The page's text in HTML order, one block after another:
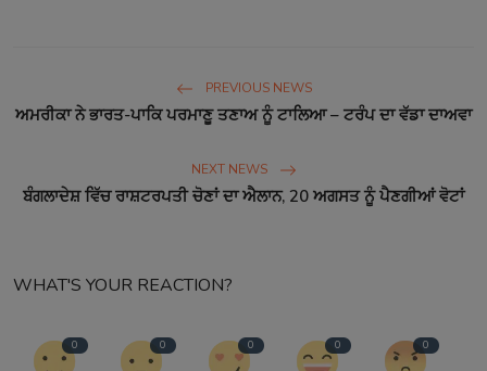
PREVIOUS NEWS
ਅਮਰੀਕਾ ਨੇ ਭਾਰਤ-ਪਾਕਿ ਪਰਮਾਣੂ ਤਣਾਅ ਨੂੰ ਟਾਲਿਆ – ਟਰੰਪ ਦਾ ਵੱਡਾ ਦਾਅਵਾ
NEXT NEWS
ਬੰਗਲਾਦੇਸ਼ ਵਿੱਚ ਰਾਸ਼ਟਰਪਤੀ ਚੋਣਾਂ ਦਾ ਐਲਾਨ, 20 ਅਗਸਤ ਨੂੰ ਪੈਣਗੀਆਂ ਵੋਟਾਂ
WHAT'S YOUR REACTION?
0 0 0 0 0